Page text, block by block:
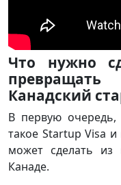
Что нужно
Канадский
В первую
такое Startup Visa
может сделать из
Канаде.